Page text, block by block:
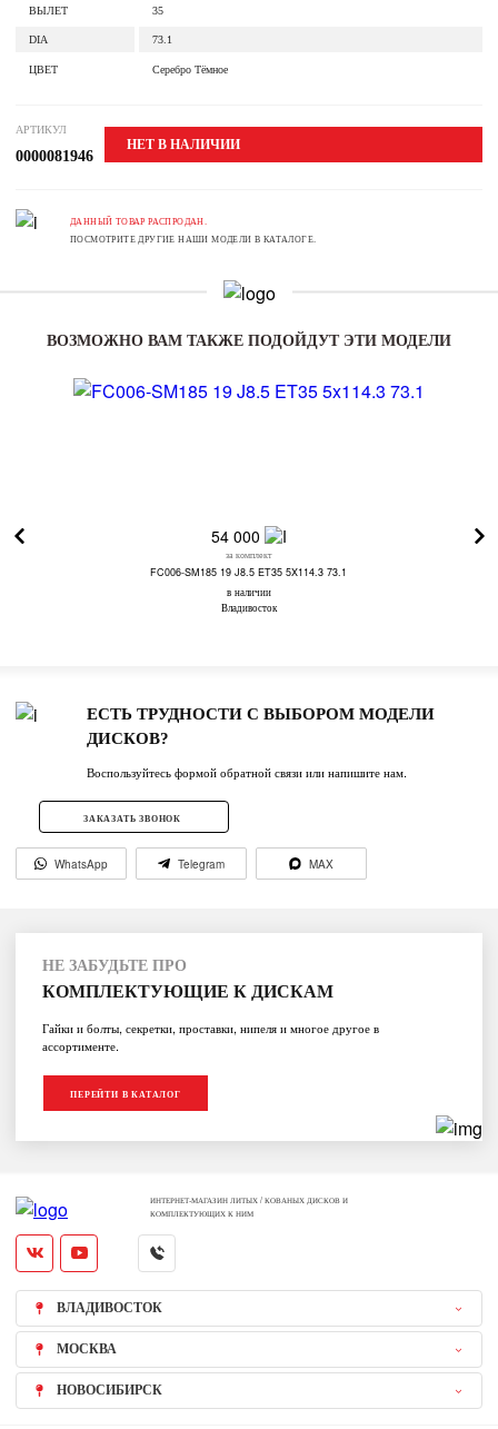
ВЫЛЕТ 35
DIA 73.1
ЦВЕТ Серебро Тёмное
АРТИКУЛ
0000081946
НЕТ В НАЛИЧИИ
ДАННЫЙ ТОВАР РАСПРОДАН.
ПОСМОТРИТЕ ДРУГИЕ НАШИ МОДЕЛИ В КАТАЛОГЕ.
ВОЗМОЖНО ВАМ ТАКЖЕ ПОДОЙДУТ ЭТИ МОДЕЛИ
54 000
за комплект
FC006-SM185 19 J8.5 ET35 5X114.3 73.1
в наличии
Владивосток
ЕСТЬ ТРУДНОСТИ С ВЫБОРОМ МОДЕЛИ
ДИСКОВ?
Воспользуйтесь формой обратной связи или напишите нам.
ЗАКАЗАТЬ ЗВОНОК
WhatsApp Telegram MAX
НЕ ЗАБУДЬТЕ ПРО
КОМПЛЕКТУЮЩИЕ К ДИСКАМ
Гайки и болты, секретки, проставки, нипеля и многое другое в
ассортименте.
ПЕРЕЙТИ В КАТАЛОГ
ИНТЕРНЕТ-МАГАЗИН ЛИТЫХ / КОВАНЫХ ДИСКОВ И
КОМПЛЕКТУЮЩИХ К НИМ
ВЛАДИВОСТОК
МОСКВА
НОВОСИБИРСК